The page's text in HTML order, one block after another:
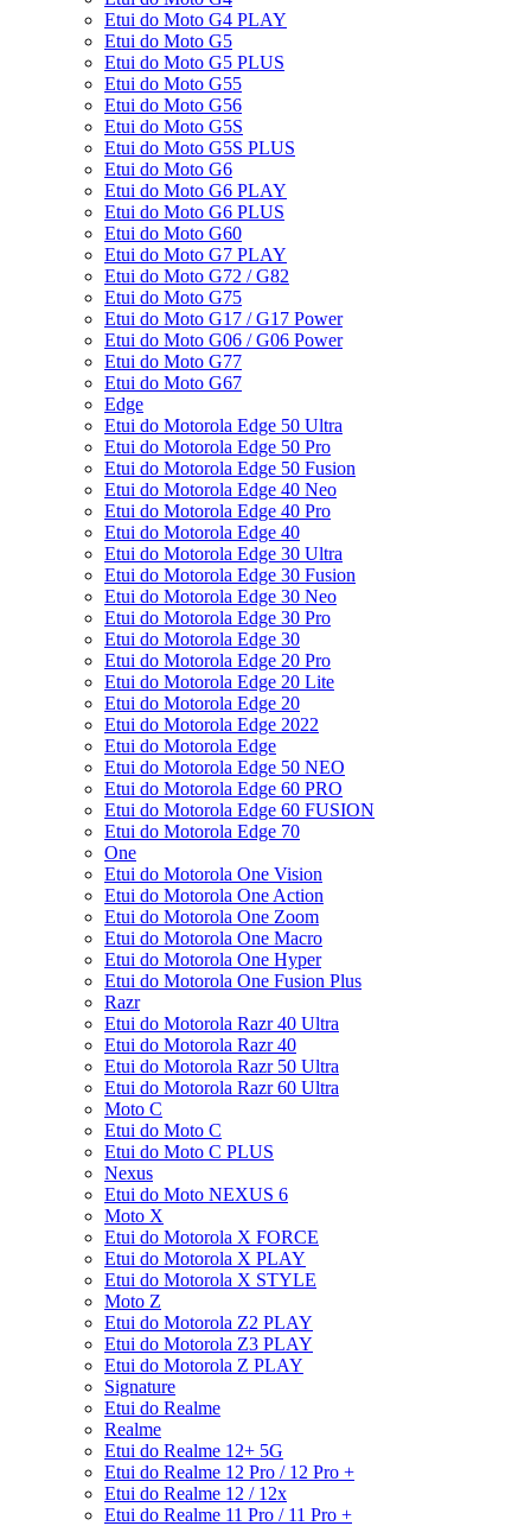
Etui do Moto G4 PLAY
Etui do Moto G5
Etui do Moto G5 PLUS
Etui do Moto G55
Etui do Moto G56
Etui do Moto G5S
Etui do Moto G5S PLUS
Etui do Moto G6
Etui do Moto G6 PLAY
Etui do Moto G6 PLUS
Etui do Moto G60
Etui do Moto G7 PLAY
Etui do Moto G72 / G82
Etui do Moto G75
Etui do Moto G17 / G17 Power
Etui do Moto G06 / G06 Power
Etui do Moto G77
Etui do Moto G67
Edge
Etui do Motorola Edge 50 Ultra
Etui do Motorola Edge 50 Pro
Etui do Motorola Edge 50 Fusion
Etui do Motorola Edge 40 Neo
Etui do Motorola Edge 40 Pro
Etui do Motorola Edge 40
Etui do Motorola Edge 30 Ultra
Etui do Motorola Edge 30 Fusion
Etui do Motorola Edge 30 Neo
Etui do Motorola Edge 30 Pro
Etui do Motorola Edge 30
Etui do Motorola Edge 20 Pro
Etui do Motorola Edge 20 Lite
Etui do Motorola Edge 20
Etui do Motorola Edge 2022
Etui do Motorola Edge
Etui do Motorola Edge 50 NEO
Etui do Motorola Edge 60 PRO
Etui do Motorola Edge 60 FUSION
Etui do Motorola Edge 70
One
Etui do Motorola One Vision
Etui do Motorola One Action
Etui do Motorola One Zoom
Etui do Motorola One Macro
Etui do Motorola One Hyper
Etui do Motorola One Fusion Plus
Razr
Etui do Motorola Razr 40 Ultra
Etui do Motorola Razr 40
Etui do Motorola Razr 50 Ultra
Etui do Motorola Razr 60 Ultra
Moto C
Etui do Moto C
Etui do Moto C PLUS
Nexus
Etui do Moto NEXUS 6
Moto X
Etui do Motorola X FORCE
Etui do Motorola X PLAY
Etui do Motorola X STYLE
Moto Z
Etui do Motorola Z2 PLAY
Etui do Motorola Z3 PLAY
Etui do Motorola Z PLAY
Signature
Etui do Realme
Realme
Etui do Realme 12+ 5G
Etui do Realme 12 Pro / 12 Pro +
Etui do Realme 12 / 12x
Etui do Realme 11 Pro / 11 Pro +